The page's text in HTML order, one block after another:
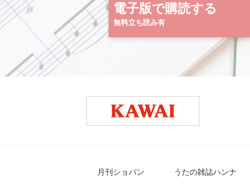
電子版で購読する
無料立ち読み有
月刊ショパン うたの雑誌ハンナ